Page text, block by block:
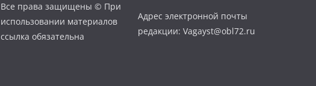
Все права защищены © При
использовании материалов
ссылка обязательна
Адрес электронной почты
редакции: Vagayst@obl72.ru